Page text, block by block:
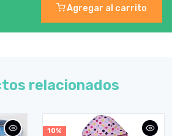
Agregar al carrito
relacionados
10%